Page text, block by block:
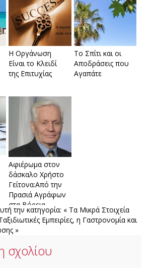
Η Οργάνωση
Είναι το Κλειδί
της Επιτυχίας
Το Σπίτι και οι
Αποδράσεις που
Αγαπάτε
Αφιέρωμα στον
δάσκαλο Χρήστο
Γείτονα:Από την
Πρασιά Αγράφων
στα Βόρεια
Προάστια-Το
όραμα,η θρυλική
πορεία και το
εκπαιδευτικό
μεγαθήριο των
την κατηγορία: « Τα Μικρά Στοιχεία
Εμπειρίες, η Γαστρονομία και
»
σχολίου